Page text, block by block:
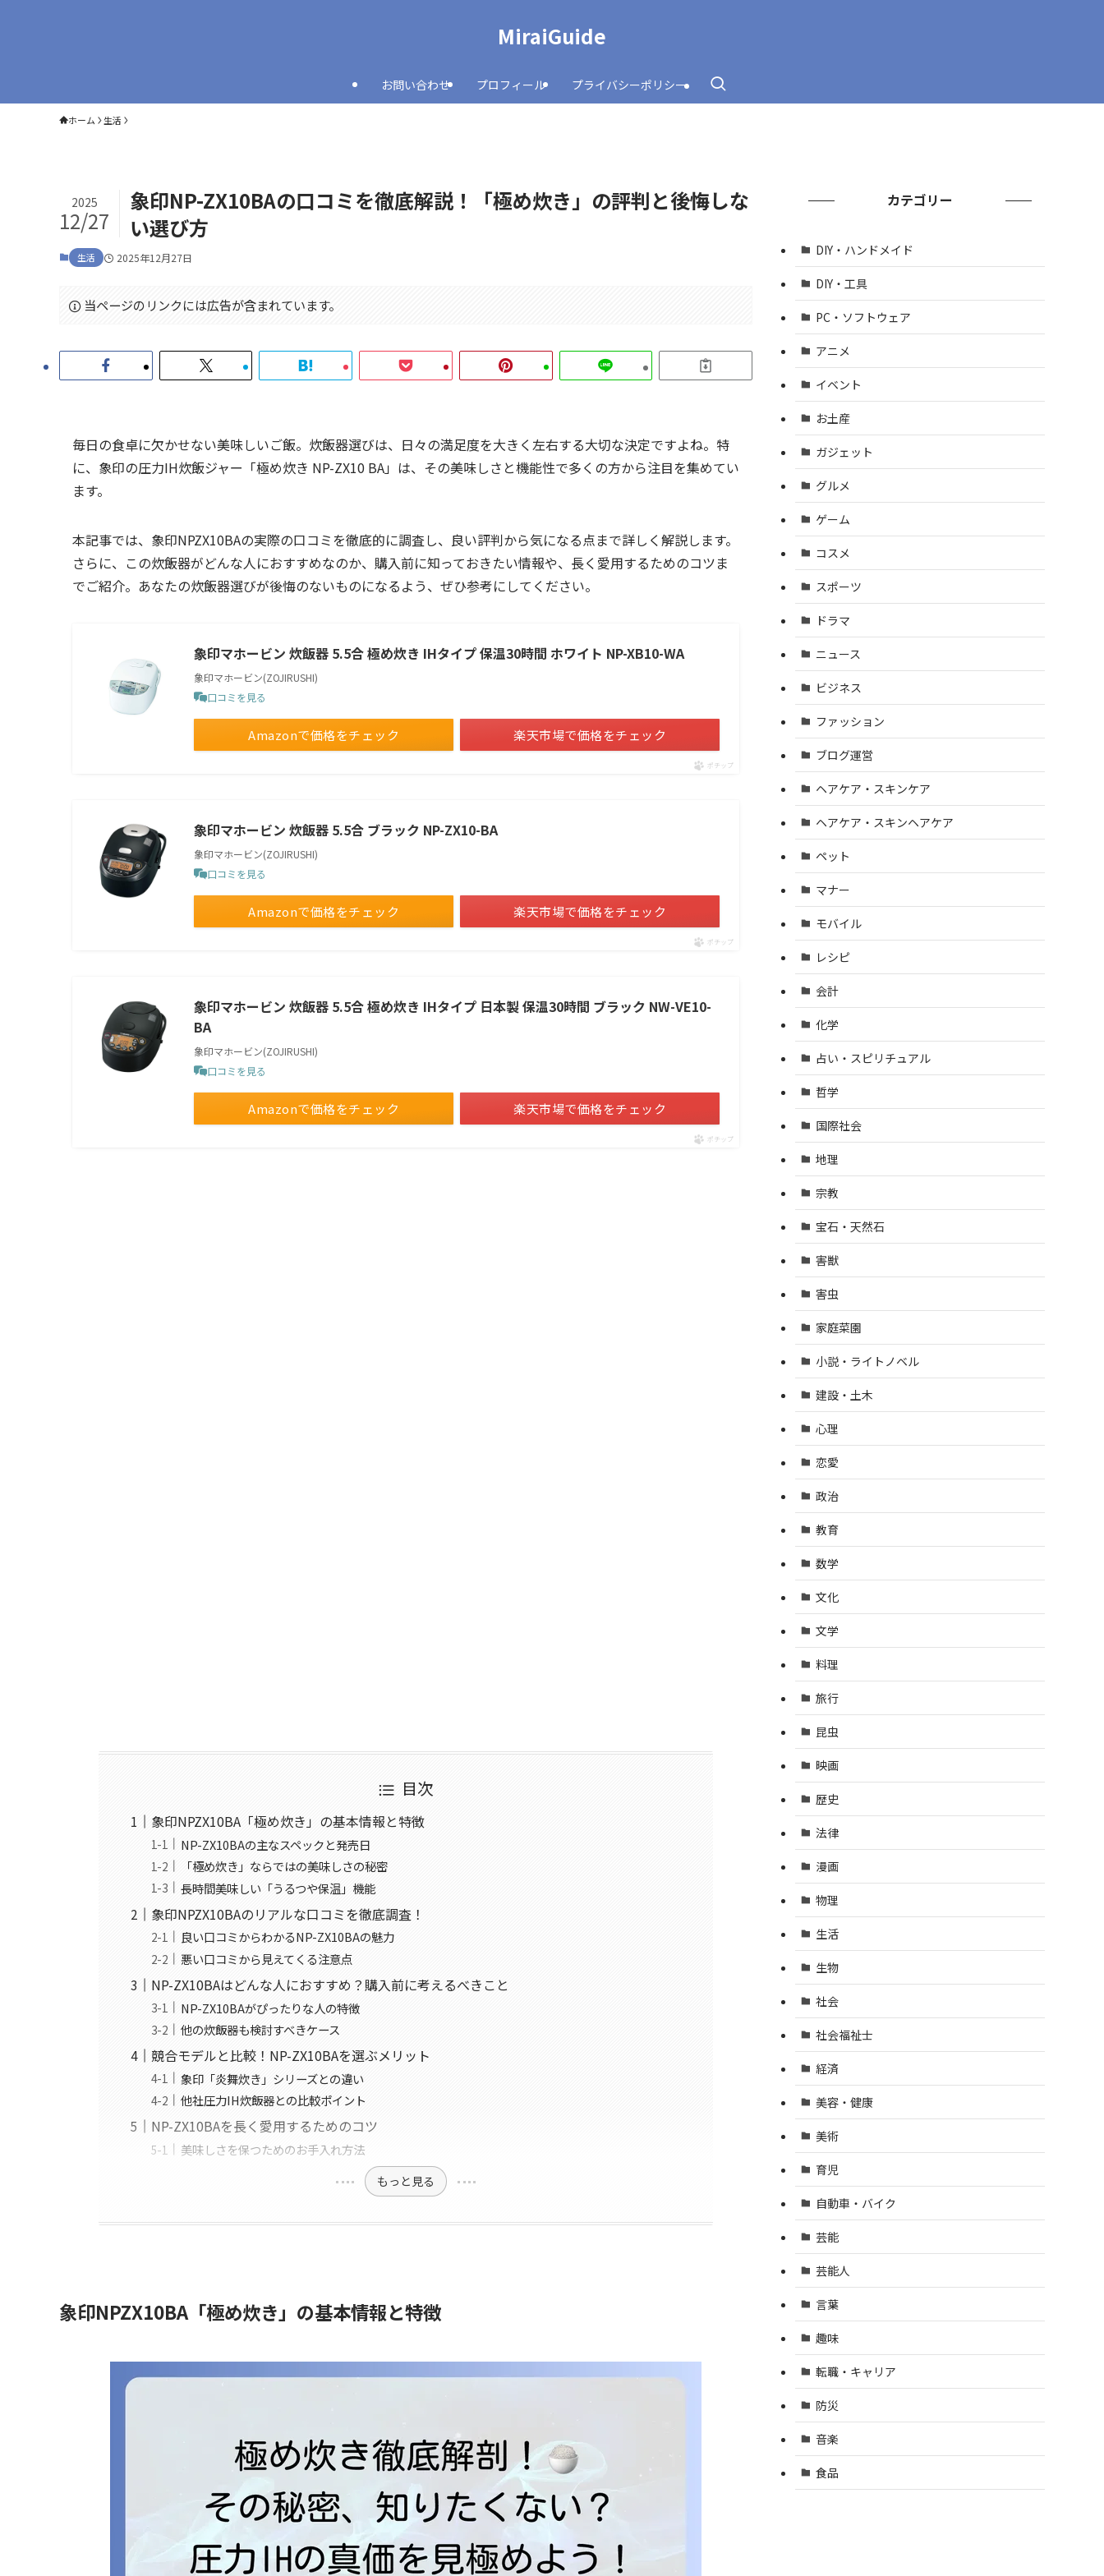
MiraiGuide
お問い合わせ プロフィール プライバシーポリシー
ホーム 生活
象印NP-ZX10BAの口コミを徹底解説！「極め炊き」の評判と後悔しな
い選び方
2025
12/27
生活 2025年12月27日
当ページのリンクには広告が含まれています。
毎日の食卓に欠かせない美味しいご飯。炊飯器選びは、日々の満足度を大きく左右する大切な決定ですよね。特
に、象印の圧力IH炊飯ジャー「極め炊き NP-ZX10 BA」は、その美味しさと機能性で多くの方から注目を集めてい
ます。
本記事では、象印NPZX10BAの実際の口コミを徹底的に調査し、良い評判から気になる点まで詳しく解説します。
さらに、この炊飯器がどんな人におすすめなのか、購入前に知っておきたい情報や、長く愛用するためのコツま
でご紹介。あなたの炊飯器選びが後悔のないものになるよう、ぜひ参考にしてください。
象印マホービン 炊飯器 5.5合 極め炊き IHタイプ 保温30時間 ホワイト NP-XB10-WA
象印マホービン(ZOJIRUSHI)
口コミを見る
Amazonで価格をチェック 楽天市場で価格をチェック
ポチップ
象印マホービン 炊飯器 5.5合 ブラック NP-ZX10-BA
象印マホービン(ZOJIRUSHI)
口コミを見る
Amazonで価格をチェック 楽天市場で価格をチェック
ポチップ
象印マホービン 炊飯器 5.5合 極め炊き IHタイプ 日本製 保温30時間 ブラック NW-VE10-
BA
象印マホービン(ZOJIRUSHI)
口コミを見る
Amazonで価格をチェック 楽天市場で価格をチェック
ポチップ
目次
象印NPZX10BA「極め炊き」の基本情報と特徴
NP-ZX10BAの主なスペックと発売日
「極め炊き」ならではの美味しさの秘密
長時間美味しい「うるつや保温」機能
象印NPZX10BAのリアルな口コミを徹底調査！
良い口コミからわかるNP-ZX10BAの魅力
悪い口コミから見えてくる注意点
NP-ZX10BAはどんな人におすすめ？購入前に考えるべきこと
NP-ZX10BAがぴったりな人の特徴
他の炊飯器も検討すべきケース
競合モデルと比較！NP-ZX10BAを選ぶメリット
象印「炎舞炊き」シリーズとの違い
他社圧力IH炊飯器との比較ポイント
NP-ZX10BAを長く愛用するためのコツ
美味しさを保つためのお手入れ方法
もっと見る
象印NPZX10BA「極め炊き」の基本情報と特徴
カテゴリー
DIY・ハンドメイド
DIY・工具
PC・ソフトウェア
アニメ
イベント
お土産
ガジェット
グルメ
ゲーム
コスメ
スポーツ
ドラマ
ニュース
ビジネス
ファッション
ブログ運営
ヘアケア・スキンケア
ヘアケア・スキンヘアケア
ペット
マナー
モバイル
レシピ
会計
化学
占い・スピリチュアル
哲学
国際社会
地理
宗教
宝石・天然石
害獣
害虫
家庭菜園
小説・ライトノベル
建設・土木
心理
恋愛
政治
教育
数学
文化
文学
料理
旅行
昆虫
映画
歴史
法律
漫画
物理
生活
生物
社会
社会福祉士
経済
美容・健康
美術
育児
自動車・バイク
芸能
芸能人
言葉
趣味
転職・キャリア
防災
音楽
食品